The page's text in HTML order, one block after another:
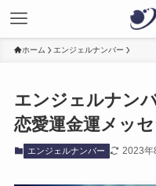
ホーム エンジェルナンバー
エンジェルナン
恋愛運金運メッ
エンジェルナンバー 2023年